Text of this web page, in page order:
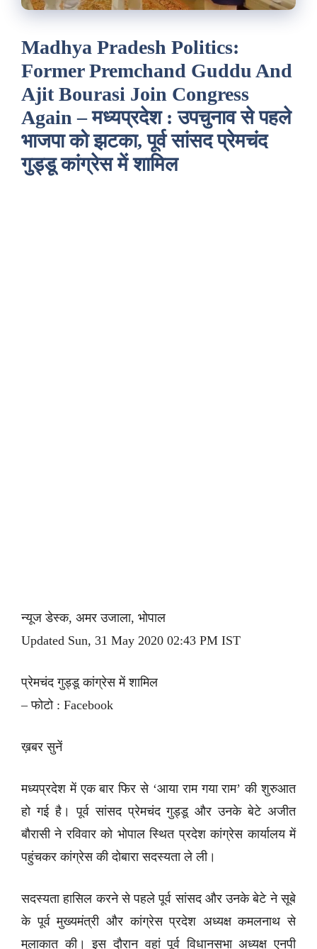
Madhya Pradesh Politics:
Former Premchand Guddu And
Ajit Bourasi Join Congress
Again – मध्यप्रदेश : उपचुनाव से पहले
भाजपा को झटका, पूर्व सांसद प्रेमचंद
गुड्डू कांग्रेस में शामिल
न्यूज डेस्क, अमर उजाला, भोपाल
Updated Sun, 31 May 2020 02:43 PM IST
प्रेमचंद गुड्डू कांग्रेस में शामिल
– फोटो : Facebook
ख़बर सुनें
मध्यप्रदेश में एक बार फिर से ‘आया राम गया राम’ की शुरुआत
हो गई है। पूर्व सांसद प्रेमचंद गुड्डू और उनके बेटे अजीत
बौरासी ने रविवार को भोपाल स्थित प्रदेश कांग्रेस कार्यालय में
पहुंचकर कांग्रेस की दोबारा सदस्यता ले ली।
सदस्यता हासिल करने से पहले पूर्व सांसद और उनके बेटे ने सूबे
के पूर्व मुख्यमंत्री और कांग्रेस प्रदेश अध्यक्ष कमलनाथ से
मुलाकात की। इस दौरान वहां पूर्व विधानसभा अध्यक्ष एनपी